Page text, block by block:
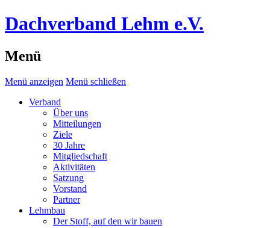
Dachverband Lehm e.V.
Menü
Menü anzeigen Menü schließen
Verband
Über uns
Mitteilungen
Ziele
30 Jahre
Mitgliedschaft
Aktivitäten
Satzung
Vorstand
Partner
Lehmbau
Der Stoff, auf den wir bauen